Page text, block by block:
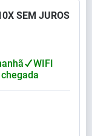
SEM JUROS
WIFI